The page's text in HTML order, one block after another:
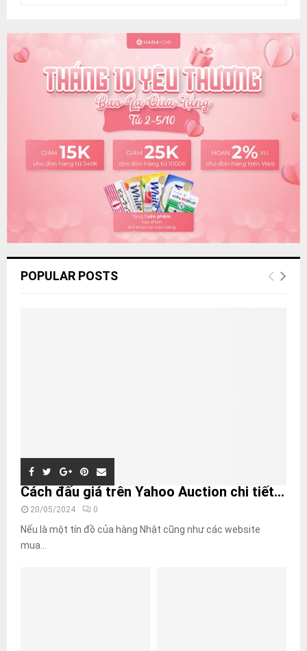
h
E
H
POPULAR POSTS
Cách đấu giá trên Yahoo Auction chi tiết...
20/05/2024 0
Nếu là một tín đồ của hàng Nhật cũng như các website
mua...